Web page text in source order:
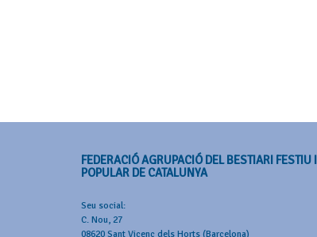
FEDERACIÓ AGRUPACIÓ DEL BESTIARI FESTIU I
POPULAR DE CATALUNYA
Seu social:
C. Nou, 27
08620 Sant Vicenç dels Horts (Barcelona)